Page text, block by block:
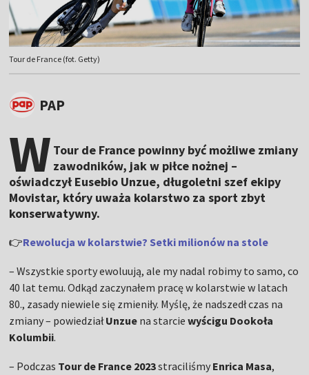
Tour de France (fot. Getty)
PAP
W Tour de France powinny być możliwe zmiany
zawodników, jak w piłce nożnej –
oświadczył Eusebio Unzue, długoletni szef ekipy
Movistar, który uważa kolarstwo za sport zbyt
konserwatywny.
👉Rewolucja w kolarstwie? Setki milionów na stole
– Wszystkie sporty ewoluują, ale my nadal robimy to samo, co
40 lat temu. Odkąd zaczynałem pracę w kolarstwie w latach
80., zasady niewiele się zmieniły. Myślę, że nadszedł czas na
zmiany – powiedziałUnzue na starciewyścigu Dookoła
Kolumbii.
– Podczas Tour de France 2023straciliśmy Enrica Masa,